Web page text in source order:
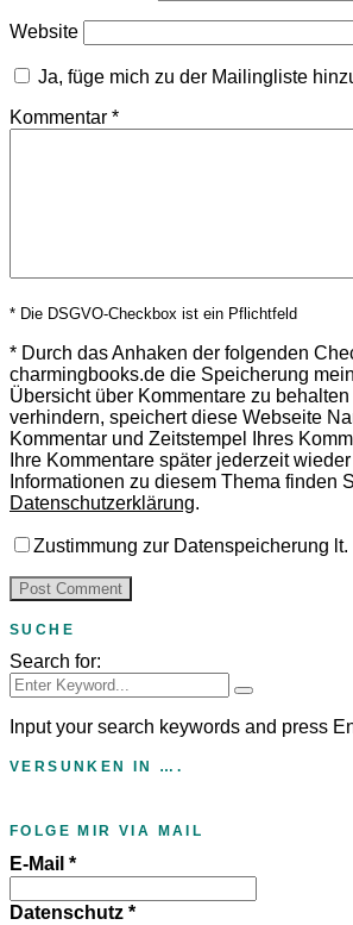
Website
Ja, füge mich zu der Mailingliste
Kommentar *
* Die DSGVO-Checkbox ist ein Pflichtfeld
* Durch das Anhaken der folgenden
charmingbooks.de die Speicherung
Übersicht über Kommentare zu
verhindern, speichert diese Webseite
Kommentar und Zeitstempel Ihres
Ihre Kommentare später jederzeit
Informationen zu diesem Thema finden
Datenschutzerklärung.
Zustimmung zur Datenspeicherung lt.
SUCHE
Search for:
Input your search keywords and press
VERSUNKEN IN ….
FOLGE MIR VIA MAIL
E-Mail *
Datenschutz *